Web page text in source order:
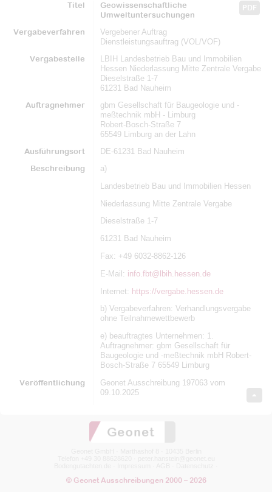
Titel PDF
Geowissenschaftliche
Umweltuntersuchungen
Vergabeverfahren
Vergebener Auftrag
Dienstleistungsauftrag (VOL/VOF)
Vergabestelle
LBIH Landesbetrieb Bau und Immobilien
Hessen Niederlassung Mitte Zentrale Vergabe
Dieselstraße 1-7
61231 Bad Nauheim
Auftragnehmer
gbm Gesellschaft für Baugeologie und -
meßtechnik mbH - Limburg
Robert-Bosch-Straße 7
65549 Limburg an der Lahn
Ausführungsort
DE-61231 Bad Nauheim
Beschreibung
a)
Landesbetrieb Bau und Immobilien Hessen
Niederlassung Mitte Zentrale Vergabe
Dieselstraße 1-7
61231 Bad Nauheim
Fax: +49 6032-8862-126
E-Mail: info.fbt@lbih.hessen.de
Internet: https://vergabe.hessen.de
b) Vergabeverfahren: Verhandlungsvergabe
ohne Teilnahmewettbewerb
e) beauftragtes Unternehmen: 1.
Auftragnehmer: gbm Gesellschaft für
Baugeologie und -meßtechnik mbH Robert-
Bosch-Straße 7 65549 Limburg
Veröffentlichung
Geonet Ausschreibung 197063 vom
09.10.2025
© Geonet Ausschreibungen 2000 – 2026